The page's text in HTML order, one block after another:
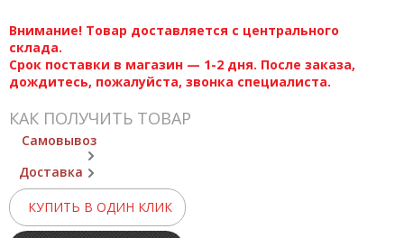
Внимание! Товар доставляется с центрального
склада.
Срок поставки в магазин — 1-2 дня. После заказа,
дождитесь, пожалуйста, звонка специалиста.
КАК ПОЛУЧИТЬ ТОВАР
Самовывоз
Доставка
КУПИТЬ В ОДИН КЛИК